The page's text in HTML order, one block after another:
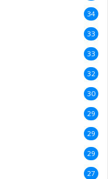
34
33
33
32
30
29
29
29
27